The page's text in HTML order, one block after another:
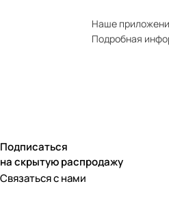
Наше
Подробная
Подписаться
на скрытую распродажу
Связаться с нами